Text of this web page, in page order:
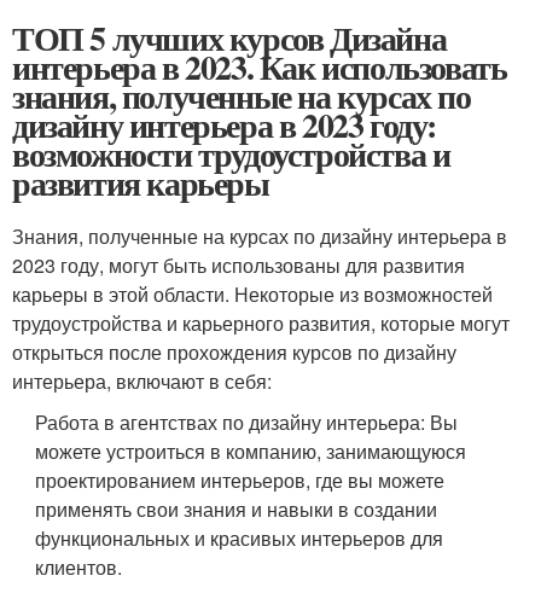
ТОП 5 лучших курсов Дизайна
интерьера в 2023. Как использовать
знания, полученные на курсах по
дизайну интерьера в 2023 году:
возможности трудоустройства и
развития карьеры
Знания, полученные на курсах по дизайну интерьера в
2023 году, могут быть использованы для развития
карьеры в этой области. Некоторые из возможностей
трудоустройства и карьерного развития, которые могут
открыться после прохождения курсов по дизайну
интерьера, включают в себя:
Работа в агентствах по дизайну интерьера: Вы
можете устроиться в компанию, занимающуюся
проектированием интерьеров, где вы можете
применять свои знания и навыки в создании
функциональных и красивых интерьеров для
клиентов.